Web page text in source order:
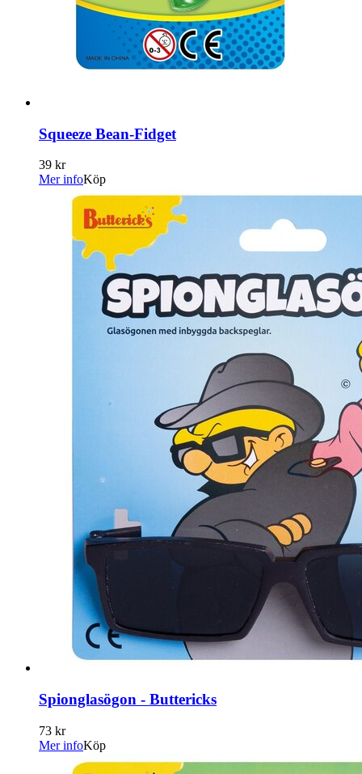
Squeeze Bean-Fidget
39 kr
Mer infoKöp
Spionglasögon - Buttericks
73 kr
Mer infoKöp